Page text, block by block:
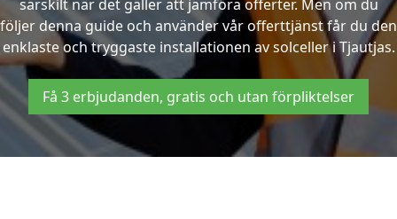
särskilt när det gäller att jämföra offerter. Men om du
följer denna guide och använder vår offerttjänst får du den
enklaste och tryggaste installationen av solceller i Tjautjas.
Få 3 erbjudanden, gratis och utan förpliktelser